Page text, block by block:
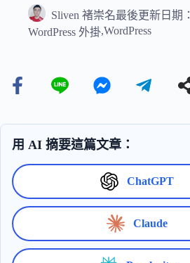
Sliven 褚崇名最後更新日期：
WordPress 外掛,WordPress
用 AI 摘要這篇文章：
ChatGPT
Claude